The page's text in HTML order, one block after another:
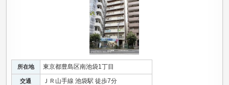
所在地 東京都豊島区南池袋1丁目
交通 ＪＲ山手線 池袋駅 徒歩7分